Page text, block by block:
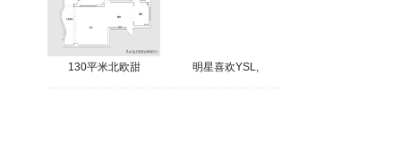
130平米北欧甜 明星喜欢YSL,